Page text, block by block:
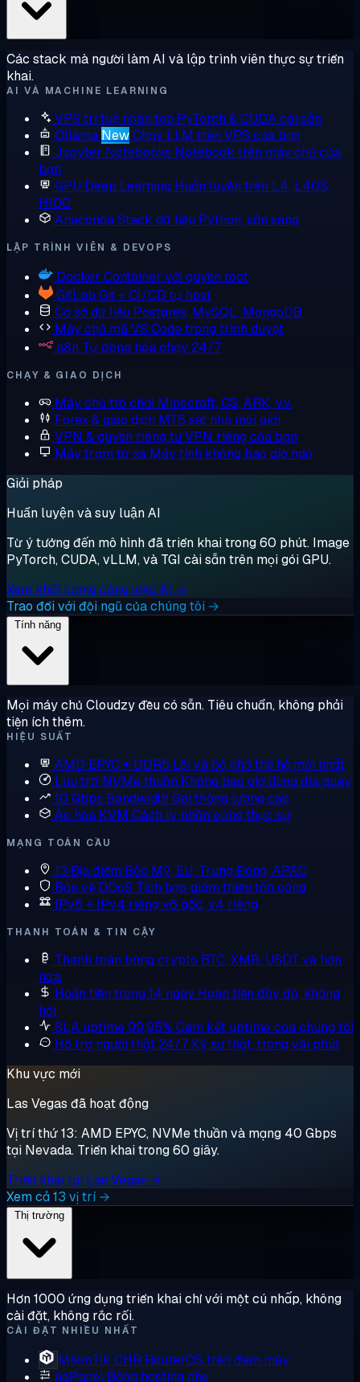
Các stack mà người làm AI và lập trình viên thực sự triển
khai.
AI VÀ MACHINE LEARNING
VPS trí tuệ nhân tạo PyTorch & CUDA cài sẵn
Ollama NewChạy LLM trên VPS của bạn
Jupyter Notebooks Notebook trên máy chủ của
bạn
GPU Deep Learning Huấn luyện trên L4, L40S,
H100
AnacondaStack dữ liệu Python, sẵn sàng
LẬP TRÌNH VIÊN & DEVOPS
Docker Container với quyền root
GitLab Git + CI/CD tự host
Cơ sở dữ liệu Postgres, MySQL, MongoDB
Máy chủ mãVS Code trong trình duyệt
n8n Tự động hóa chạy 24/7
CHẠY & GIAO DỊCH
Máy chủ trò chơi Minecraft, CS, ARK, v.v.
Forex & giao dịch MT5 sát nhà môi giới
VPN & quyền riêng tưVPN riêng của bạn
Máy trạm từ xa Máy tính không bao giờ ngủ
Giải pháp
Huấn luyện và suy luận AI
Từ ý tưởng đến mô hình đã triển khai trong 60 phút. Image
PyTorch, CUDA, vLLM, và TGI cài sẵn trên mọi gói GPU.
Xem khối lượng công việc AI →
Trao đổi với đội ngũ của chúng tôi →
Mọi máy chủ Cloudzy đều có sẵn. Tiêu chuẩn, không phải
tiện ích thêm.
HIỆU SUẤT
AMD EPYC + DDR5 Lõi và bộ nhớ thế hệ mới nhất
Lưu trữ NVMe thuần Không bao giờ dùng đĩa quay
10 Gbps Bandwidth Gói thông lượng cao
Ảo hóa KVM Cách ly phần cứng thực sự
MẠNG TOÀN CẦU
13 Địa điểm Bắc Mỹ, EU, Trung Đông, APAC
Bảo vệ DDoS Tích hợp giảm thiểu tấn công
IPv6 + IPv4 riêng v6 gốc, v4 riêng
THANH TOÁN & TIN CẬY
Thanh toán bằng crypto BTC, XMR, USDT và hơn
nữa
Hoàn tiền trong 14 ngày Hoàn tiền đầy đủ, không
hỏi
SLA uptime 99,95% Cam kết uptime của chúng tôi
Hỗ trợ người thật 24/7 Kỹ sư thật, trong vài phút
Khu vực mới
Las Vegas đã hoạt động
Vị trí thứ 13: AMD EPYC, NVMe thuần và mạng 40 Gbps
tại Nevada. Triển khai trong 60 giây.
Triển khai tại Las Vegas →
Xem cả 13 vị trí →
Hơn 1000 ứng dụng triển khai chỉ với một cú nhấp, không
cài đặt, không rắc rối.
CÀI ĐẶT NHIỀU NHẤT
MikroTik CHR RouterOS trên đám mây
aaPanel Bảng hosting nhẹ